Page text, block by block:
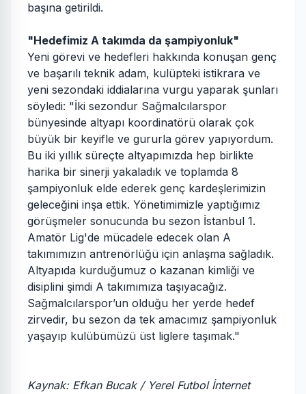
başına getirildi.
"Hedefimiz A takımda da şampiyonluk"
Yeni görevi ve hedefleri hakkında konuşan genç
ve başarılı teknik adam, kulüpteki istikrara ve
yeni sezondaki iddialarına vurgu yaparak şunları
söyledi: "İki sezondur Sağmalcılarspor
bünyesinde altyapı koordinatörü olarak çok
büyük bir keyifle ve gururla görev yapıyordum.
Bu iki yıllık süreçte altyapımızda hep birlikte
harika bir sinerji yakaladık ve toplamda 8
şampiyonluk elde ederek genç kardeşlerimizin
geleceğini inşa ettik. Yönetimimizle yaptığımız
görüşmeler sonucunda bu sezon İstanbul 1.
Amatör Lig'de mücadele edecek olan A
takımımızın antrenörlüğü için anlaşma sağladık.
Altyapıda kurduğumuz o kazanan kimliği ve
disiplini şimdi A takımımıza taşıyacağız.
Sağmalcılarspor’un olduğu her yerde hedef
zirvedir, bu sezon da tek amacımız şampiyonluk
yaşayıp kulübümüzü üst liglere taşımak."
Kaynak: Efkan Bucak / Yerel Futbol İnternet